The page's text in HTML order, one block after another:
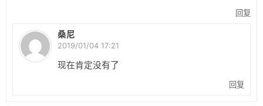
回复
桑尼
2019/01/04 17:21
现在肯定没有了
回复